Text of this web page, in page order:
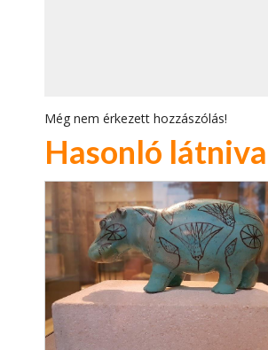
Még nem érkezett hozzászólás!
Hasonló